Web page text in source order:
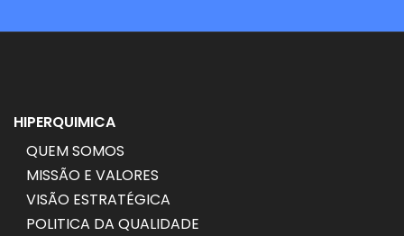
HIPERQUIMICA
QUEM SOMOS
MISSÃO E VALORES
VISÃO ESTRATÉGICA
POLITICA DA QUALIDADE